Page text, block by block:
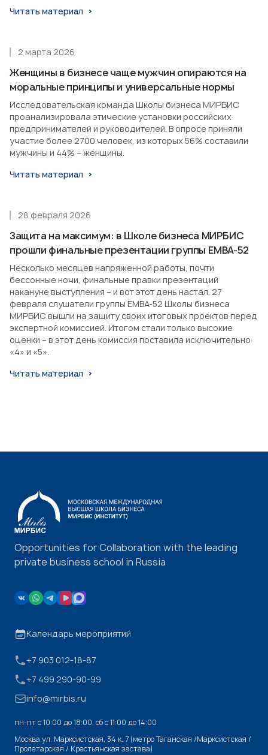
Читать материал
Женщины в бизнесе чаще мужчин опираются на
моральные принципы и универсальные нормы
2 марта 2026
Исследовательская команда Школы бизнеса МИРБИС
проанализировала этические установки российских
предпринимателей и руководителей. В опросе приняли
участие более 2700 человек, из которых 56% составили
мужчины и 44% – женщины.
Читать материал
Защита на максимум: в Школе бизнеса МИРБИС
прошли финальные презентации группы EMBA-52
28 февраля 2026
Несколько месяцев напряженной работы, почти
бессонные ночи, финальные правки презентаций
накануне выступления – и вот этот день настал. 27
февраля слушатели группы EMBA-52 Школы бизнеса
МИРБИС вышли на защиту своих итоговых проектов перед
экспертной комиссией. Итогом стали только высокие
оценки – в этот день комиссия поставила исключительно
«4» и «5».
Читать материал
Opportunities for Collaboration with the leading
private business school in Russia
Календарь мероприятий
+7 903 012-18-87
+7 499 290-90-99
info@mirbis.ru
пн-пт с 10:00 до 18:00, cб с 11:00 до 14:00
Москва,ул. Марксистская, 34 к. 7 (метро Таганская /Марксистская /
Пролетарская / Крестьянская застава)